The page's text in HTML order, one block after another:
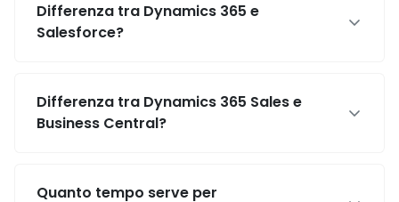
Differenza tra Dynamics 365 e
Salesforce?
Differenza tra Dynamics 365 Sales e
Business Central?
Quanto tempo serve per